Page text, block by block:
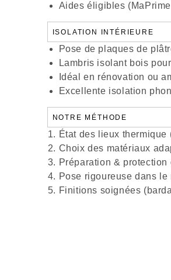
Aides éligibles
ISOLATION INTÉRIEURE
Pose de plaques de
Lambris isolant bois
Idéal en rénovation ou
Excellente isolation
NOTRE MÉTHODE
État des lieux thermique
Choix des matériaux
Préparation & protection
Pose rigoureuse dans
Finitions soignées